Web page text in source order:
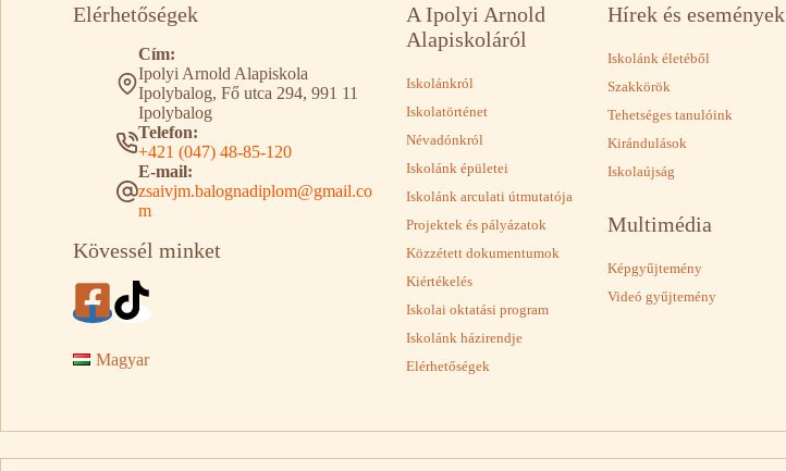
Elérhetőségek
Cím:
Ipolyi Arnold Alapiskola
Ipolybalog, Fő utca 294, 991 11
Ipolybalog
Telefon:
+421 (047) 48-85-120
E-mail:
zsaivjm.balognadiplom@gmail.co
m
Kövessél minket
Magyar
A Ipolyi Arnold
Alapiskoláról
Iskolánkról
Iskolatörténet
Névadónkról
Iskolánk épületei
Iskolánk arculati útmutatója
Projektek és pályázatok
Közzétett dokumentumok
Kiértékelés
Iskolai oktatási program
Iskolánk házirendje
Elérhetőségek
Hírek és események
Iskolánk életéből
Szakkörök
Tehetséges tanulóink
Kirándulások
Iskolaújság
Multimédia
Képgyűjtemény
Videó gyűjtemény